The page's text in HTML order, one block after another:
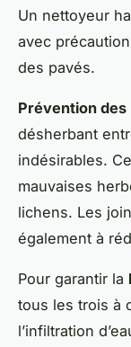
Un nettoyeur
avec
des pavés.
Prévention
désherbant
indésirables.
mauvaises
lichens. Les
également à
Pour garantir la
tous les trois à
l’infiltration